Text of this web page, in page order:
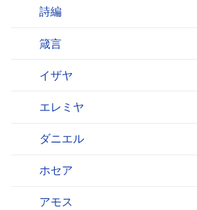
詩編
箴言
イザヤ
エレミヤ
ダニエル
ホセア
アモス